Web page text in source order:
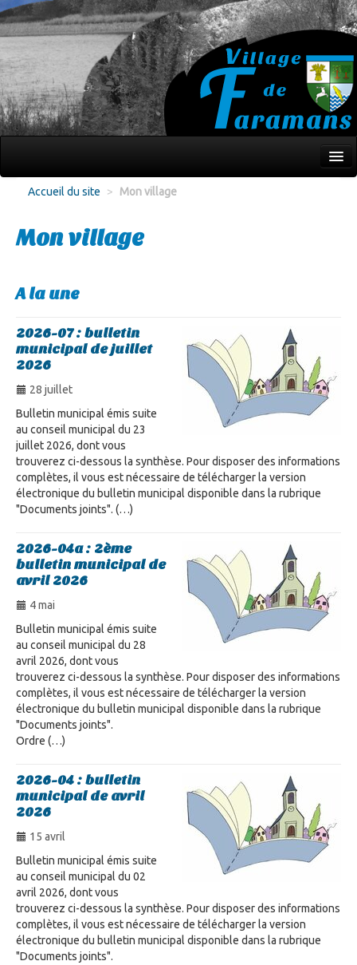
Culture Loisirs
Infos pratiques
Accueil du site > Mon village
Mon village
A la une
2026-07 : bulletin
municipal de juillet
2026
28 juillet
Bulletin municipal émis suite
au conseil municipal du 23
juillet 2026, dont vous
trouverez ci-dessous la synthèse. Pour disposer des informations
complètes, il vous est nécessaire de télécharger la version
électronique du bulletin municipal disponible dans la rubrique
"Documents joints". (…)
2026-04a : 2ème
bulletin municipal de
avril 2026
4 mai
Bulletin municipal émis suite
au conseil municipal du 28
avril 2026, dont vous
trouverez ci-dessous la synthèse. Pour disposer des informations
complètes, il vous est nécessaire de télécharger la version
électronique du bulletin municipal disponible dans la rubrique
"Documents joints".
Ordre (…)
2026-04 : bulletin
municipal de avril
2026
15 avril
Bulletin municipal émis suite
au conseil municipal du 02
avril 2026, dont vous
trouverez ci-dessous la synthèse. Pour disposer des informations
complètes, il vous est nécessaire de télécharger la version
électronique du bulletin municipal disponible dans la rubrique
"Documents joints".